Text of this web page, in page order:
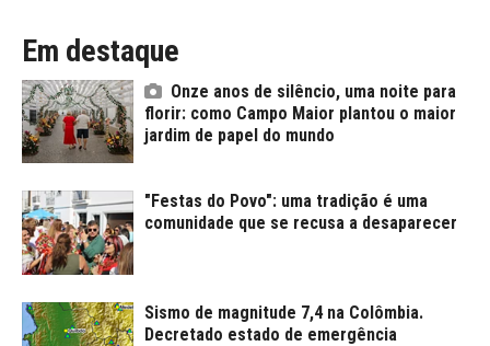
Em destaque
Onze anos de silêncio, uma noite para
florir: como Campo Maior plantou o maior
jardim de papel do mundo
"Festas do Povo": uma tradição é uma
comunidade que se recusa a desaparecer
Sismo de magnitude 7,4 na Colômbia.
Decretado estado de emergência